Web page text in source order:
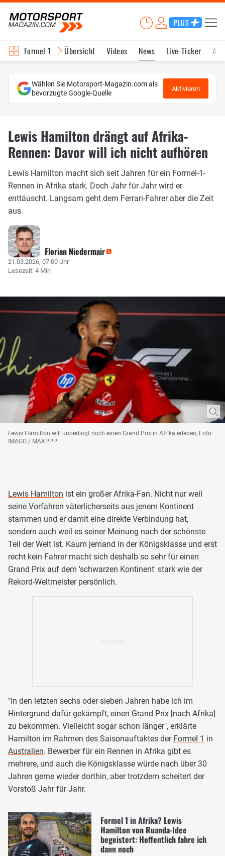
PLUS
Formel 1 Übersicht Videos News Live-Ticker
Wählen Sie Motorsport-Magazin.com als
bevorzugte Google-Quelle
Aktivieren
Lewis Hamilton drängt auf Afrika-
Rennen: Davor will ich nicht aufhören
Lewis Hamilton macht sich seit Jahren für ein Formel-1-
Rennen in Afrika stark. Doch Jahr für Jahr wird er
enttäuscht. Langsam geht dem Ferrari-Fahrer aber die Zeit
aus.
Florian Niedermair
21.03.2026, 07:00 Uhr
Lesezeit: 4 Min
Lewis Hamilton will unbedingt noch einen Grand Prix in Afrika erleben, Foto:
IMAGO / MAXPPP
Lewis Hamilton ist ein großer Afrika-Fan. Nicht nur weil
seine Vorfahren väterlicherseits aus jenem Kontinent
stammen und er damit eine direkte Verbindung hat,
sondern auch weil es seiner Meinung nach der schönste
Teil der Welt ist. Kaum jemand in der Königsklasse und erst
recht kein Fahrer macht sich deshalb so sehr für einen
Grand Prix auf dem 'schwarzen Kontinent' stark wie der
Rekord-Weltmeister persönlich.
"In den letzten sechs oder sieben Jahren habe ich im
Hintergrund dafür gekämpft, einen Grand Prix [nach Afrika]
zu bekommen. Vielleicht sogar schon länger", erklärte
Hamilton im Rahmen des Saisonauftaktes der Formel 1 in
Australien. Bewerber für ein Rennen in Afrika gibt es
mehrere, und auch die Königsklasse würde nach über 30
Jahren gerne wieder dorthin, aber trotzdem scheitert der
Vorstoß Jahr für Jahr.
Formel 1 in Afrika? Lewis
Hamilton von Ruanda-Idee
begeistert: Hoffentlich fahre ich
dann noch